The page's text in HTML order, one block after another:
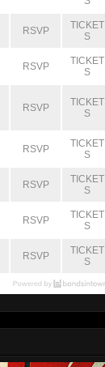
RSVP
TICKET
S
RSVP
TICKET
S
RSVP
TICKET
S
RSVP
TICKET
S
RSVP
TICKET
S
RSVP
TICKET
S
RSVP
TICKET
S